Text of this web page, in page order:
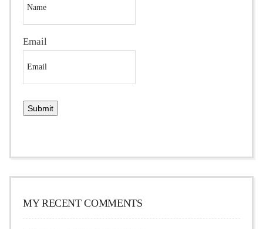
Email
MY RECENT COMMENTS